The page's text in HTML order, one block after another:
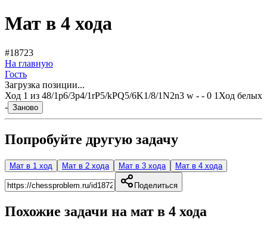
Мат в 4 хода
#18723
На главную
Гость
Загрузка позиции...
Ход 1 из 48/1p6/3p4/1rP5/kPQ5/6K1/8/1N2n3 w - - 0 1 Ход белых
- Заново
Попробуйте другую задачу
Мат в 1 ход Мат в 2 хода Мат в 3 хода Мат в 4 хода
Поделиться
Похожие задачи на мат в 4 хода